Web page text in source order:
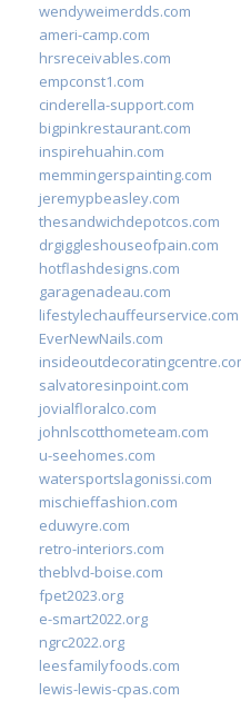
wendyweimerdds.com
ameri-camp.com
hrsreceivables.com
empconst1.com
cinderella-support.com
bigpinkrestaurant.com
inspirehuahin.com
memmingerspainting.com
jeremypbeasley.com
thesandwichdepotcos.com
drgiggleshouseofpain.com
hotflashdesigns.com
garagenadeau.com
lifestylechauffeurservice.com
EverNewNails.com
salvatoresinpoint.com
jovialfloralco.com
johnlscotthometeam.com
u-seehomes.com
watersportslagonissi.com
mischieffashion.com
eduwyre.com
retro-interiors.com
theblvd-boise.com
fpet2023.org
e-smart2022.org
ngrc2022.org
leesfamilyfoods.com
lewis-lewis-cpas.com